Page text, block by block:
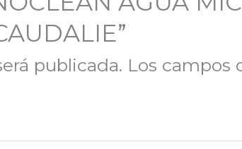
publicada. Los campos